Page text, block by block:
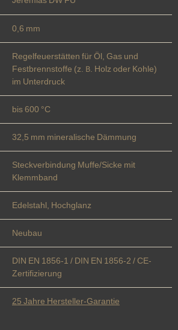
0,6 mm
Regelfeuerstätten für Öl, Gas und
Festbrennstoffe (z. B. Holz oder Kohle)
im Unterdruck
bis 600 °C
32,5 mm mineralische Dämmung
Steckverbindung Muffe/Sicke mit
Klemmband
Edelstahl, Hochglanz
Neubau
DIN EN 1856-1 / DIN EN 1856-2 / CE-
Zertifizierung
25 Jahre Hersteller-Garantie